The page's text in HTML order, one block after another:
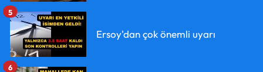
Ersoy'dan çok önemli uyarı
5
6